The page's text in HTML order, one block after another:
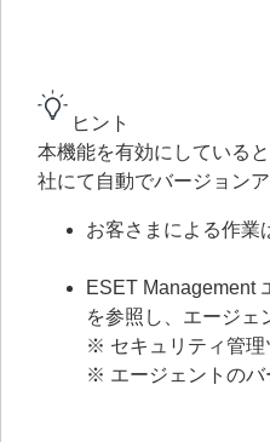
ヒント
本機能を有効にしている
社にて自動でバージョンア
お客さまによる作業
ESET Management
を参照し、エージェ
※ セキュリティ管理
※ エージェントのバ